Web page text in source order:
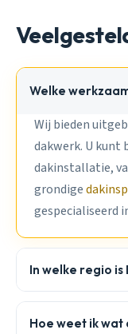
Welke
Wij bieden
dakwerk. U kunt
dakinstallatie,
grondige
gespecialiseerd
In welke regio
Hoe weet ik wat